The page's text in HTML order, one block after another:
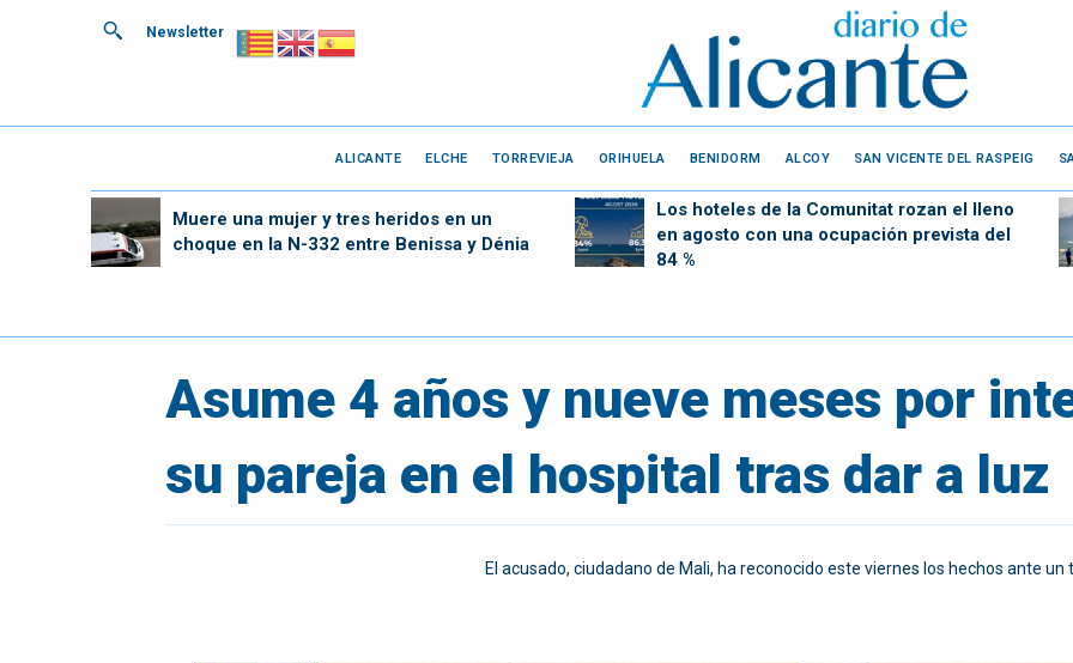
Newsletter
ALICANTE ELCHE TORREVIEJA ORIHUELA BENIDORM ALCOY SAN VICENTE DEL RASPEIG
Muere una mujer y tres heridos en un
choque en la N-332 entre Benissa y Dénia
Los hoteles de la Comunitat rozan el lleno
en agosto con una ocupación prevista del
84 %
Asume 4 años y nueve meses por
su pareja en el hospital tras dar a luz
El acusado, ciudadano de Mali, ha reconocido este viernes los hechos ante un